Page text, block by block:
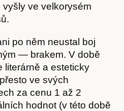
ve velkorysém
po něm neustal boj
— brakem. V době
literárně a esteticky
ve svých
za cenu 1 až 2
hodnot (v této době